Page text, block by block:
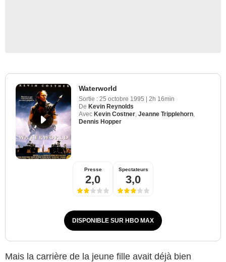
Waterworld
Sortie : 25 octobre 1995 | 2h 16min
De Kevin Reynolds
Avec Kevin Costner Jeanne Tripplehorn
Dennis Hopper
Presse
2,0
Spectateurs
3,0
DISPONIBLE SUR HBO MAX
Mais la carrière de la jeune fille avait déjà bien